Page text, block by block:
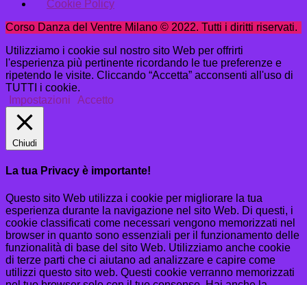
Cookie Policy
Corso Danza del Ventre Milano © 2022. Tutti i diritti riservati.
Utilizziamo i cookie sul nostro sito Web per offrirti
l'esperienza più pertinente ricordando le tue preferenze e
ripetendo le visite. Cliccando “Accetta” acconsenti all'uso di
TUTTI i cookie.
Impostazioni
Accetto
Chiudi
La tua Privacy è importante!
Questo sito Web utilizza i cookie per migliorare la tua
esperienza durante la navigazione nel sito Web. Di questi, i
cookie classificati come necessari vengono memorizzati nel
browser in quanto sono essenziali per il funzionamento delle
funzionalità di base del sito Web. Utilizziamo anche cookie
di terze parti che ci aiutano ad analizzare e capire come
utilizzi questo sito web. Questi cookie verranno memorizzati